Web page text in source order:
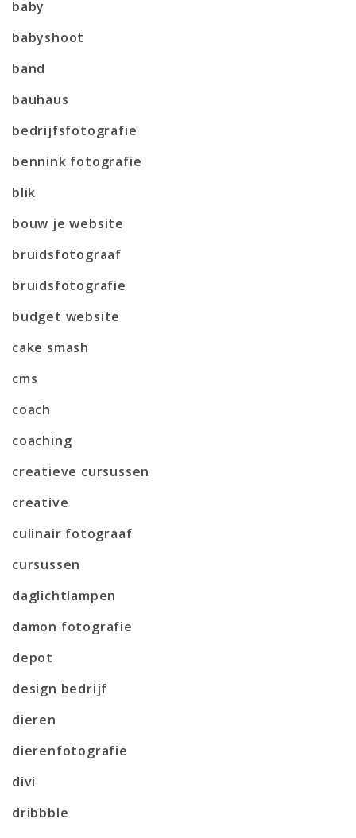
baby
babyshoot
band
bauhaus
bedrijfsfotografie
bennink fotografie
blik
bouw je website
bruidsfotograaf
bruidsfotografie
budget website
cake smash
cms
coach
coaching
creatieve cursussen
creative
culinair fotograaf
cursussen
daglichtlampen
damon fotografie
depot
design bedrijf
dieren
dierenfotografie
divi
dribbble